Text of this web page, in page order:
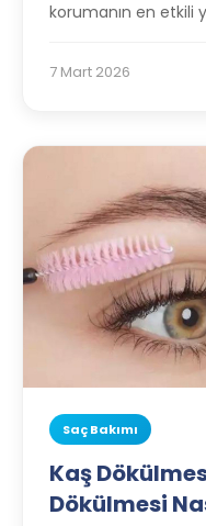
korumanın en etkili
7 Mart 2026
Saç Bakımı
Kaş
Dökülmesi